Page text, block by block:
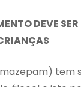
DEVE
tem